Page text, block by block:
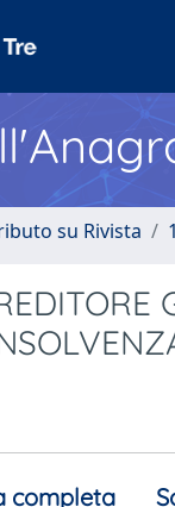
su Rivista
completa